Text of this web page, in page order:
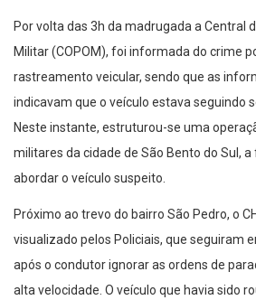
Por volta das 3h da madrugada a Central
Militar (COPOM), foi informada do crime
rastreamento veicular, sendo que as
indicavam que o veículo estava seguindo
Neste instante, estruturou-se uma
militares da cidade de São Bento do Sul,
abordar o veículo suspeito.
Próximo ao trevo do bairro São Pedro, o
visualizado pelos Policiais, que seguiram
após o condutor ignorar as ordens de
alta velocidade. O veículo que havia sido